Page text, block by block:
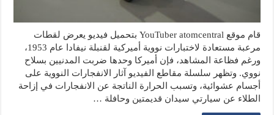
قام موقع YouTuber atomcentral بتحميل فيديو يعرض لقطات
مرعبة مستعادة لاختبارات نووية أميركية لقنبلة نيفادا عام 1953،
ورغم فظاعة المشاهد، فإن أميركا وحدها ضربت المدنيين بسلاح
نووي. وتظهر سلسلة مقاطع الفيديو آثار الانفجارات النووية على
أجسام عشوائية، وتسبب الحرارة الناتجة عن الانفجارات في إزاحة
الطلاء عن سيارتي سيدان قديمتين وحافلة …